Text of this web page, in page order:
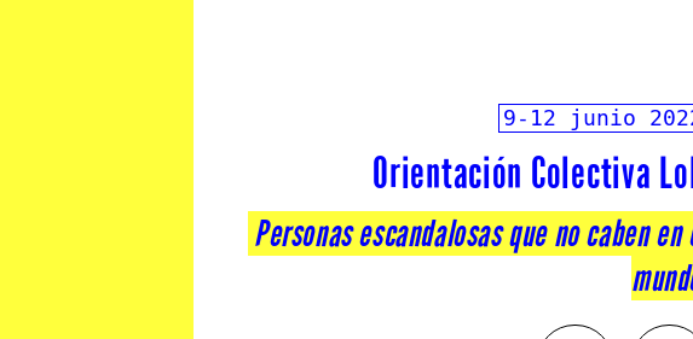
9-12 junio
Orientación Colectiva
Personas escandalosas que no caben en